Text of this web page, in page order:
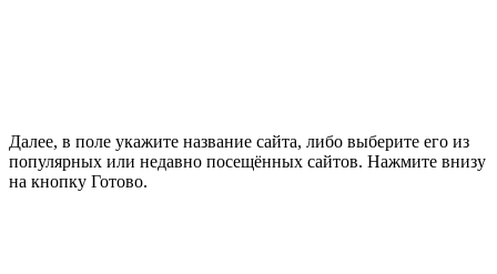
Далее, в поле укажите название сайта, либо выберите его из
популярных или недавно посещённых сайтов. Нажмите внизу
на кнопку Готово.